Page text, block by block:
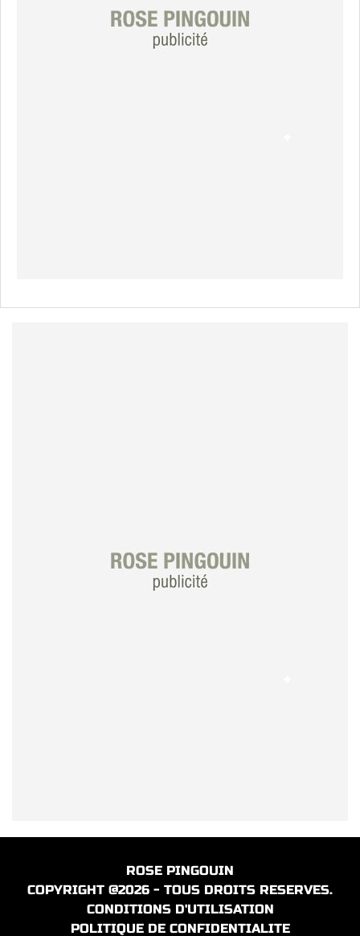
ROSE PINGOUIN
COPYRIGHT @2026 - TOUS DROITS RESERVES.
CONDITIONS D'UTILISATION
POLITIQUE DE CONFIDENTIALITE